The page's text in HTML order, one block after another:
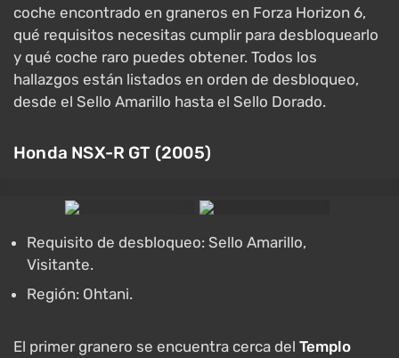
coche encontrado en graneros en Forza Horizon 6,
qué requisitos necesitas cumplir para desbloquearlo
y qué coche raro puedes obtener. Todos los
hallazgos están listados en orden de desbloqueo,
desde el Sello Amarillo hasta el Sello Dorado.
Honda NSX-R GT (2005)
Requisito de desbloqueo: Sello Amarillo,
Visitante.
Región: Ohtani.
El primer granero se encuentra cerca del Templo